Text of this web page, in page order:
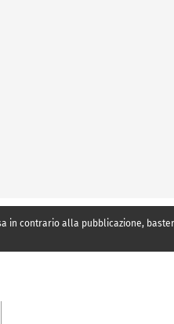
in contrario alla pubblicazione,